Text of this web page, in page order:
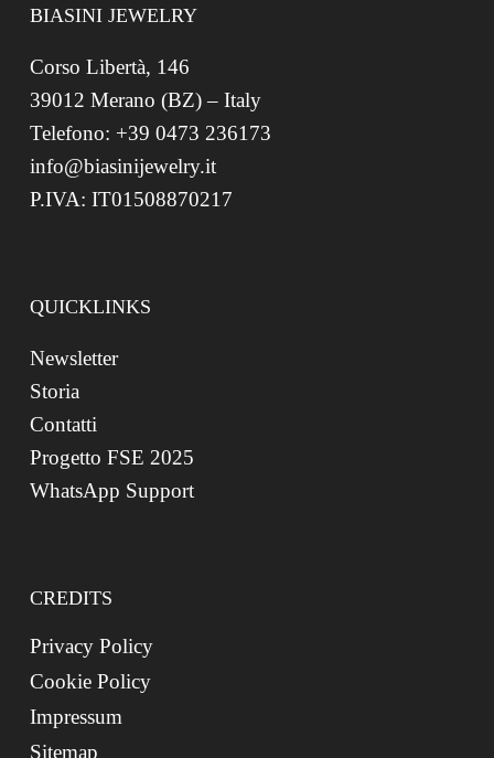
BIASINI JEWELRY
Corso Libertà, 146
39012 Merano (BZ) – Italy
Telefono: +39 0473 236173
info@biasinijewelry.it
P.IVA: IT01508870217
QUICKLINKS
Newsletter
Storia
Contatti
Progetto FSE 2025
WhatsApp Support
CREDITS
Privacy Policy
Cookie Policy
Impressum
Sitemap